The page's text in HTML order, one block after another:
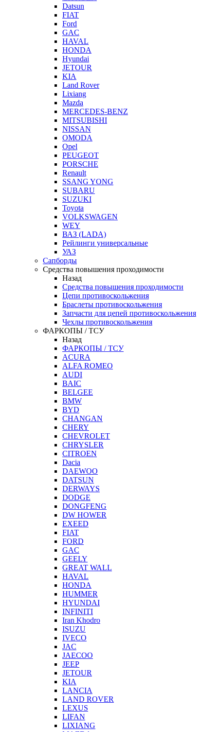
Datsun
FIAT
Ford
GAC
HAVAL
HONDA
Hyundai
JETOUR
KIA
Land Rover
Lixiang
Mazda
MERCEDES-BENZ
MITSUBISHI
NISSAN
OMODA
Opel
PEUGEOT
PORSCHE
Renault
SSANG YONG
SUBARU
SUZUKI
Toyota
VOLKSWAGEN
WEY
ВАЗ (LADA)
Рейлинги универсальные
УАЗ
Сапборды
Средства повышения проходимости
Назад
Средства повышения проходимости
Цепи противоскольжения
Браслеты противоскольжения
Запчасти для цепей противоскольжения
Чехлы противоскольжения
ФАРКОПЫ / ТСУ
Назад
ФАРКОПЫ / ТСУ
ACURA
ALFA ROMEO
AUDI
BAIC
BELGEE
BMW
BYD
CHANGAN
CHERY
CHEVROLET
CHRYSLER
CITROEN
Dacia
DAEWOO
DATSUN
DERWAYS
DODGE
DONGFENG
DW HOWER
EXEED
FIAT
FORD
GAC
GEELY
GREAT WALL
HAVAL
HONDA
HUMMER
HYUNDAI
INFINITI
Iran Khodro
ISUZU
IVECO
JAC
JAECOO
JEEP
JETOUR
KIA
LANCIA
LAND ROVER
LEXUS
LIFAN
LIXIANG